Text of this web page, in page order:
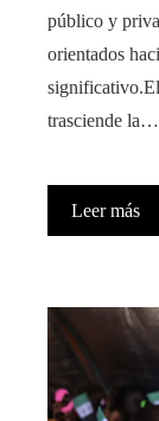
público y
orientados
trasciende la…
Leer más